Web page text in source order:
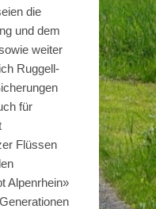
die
und dem
weiter
Ruggell-
für
Flüssen
Alpenrhein»